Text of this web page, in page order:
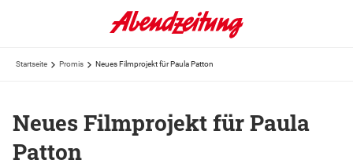
Startseite Promis Neues Filmprojekt für Paula Patton
Neues Filmprojekt für Paula
Patton